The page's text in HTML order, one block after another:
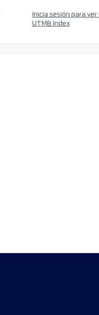
Inicia sesión para ver
UTMB Index